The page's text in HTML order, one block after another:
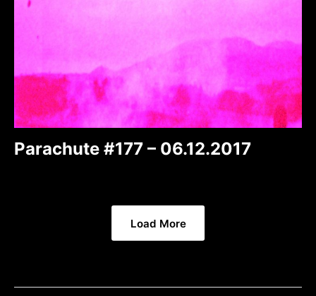
Parachute #177 – 06.12.2017
Load More